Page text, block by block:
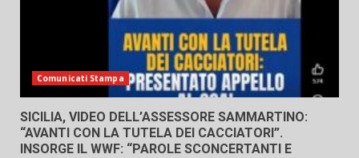
Comunicati Stampa
SICILIA, VIDEO DELL’ASSESSORE SAMMARTINO:
“AVANTI CON LA TUTELA DEI CACCIATORI”.
INSORGE IL WWF: “PAROLE SCONCERTANTI E